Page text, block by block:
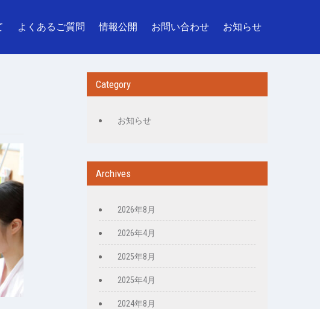
よくあるご質問 情報公開 お問い合わせ お知らせ
Category
お知らせ
Archives
2026年8月
2026年4月
2025年8月
2025年4月
2024年8月